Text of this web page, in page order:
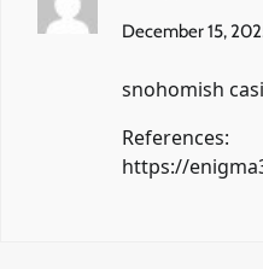
December 15,
snohomish
References:
https://